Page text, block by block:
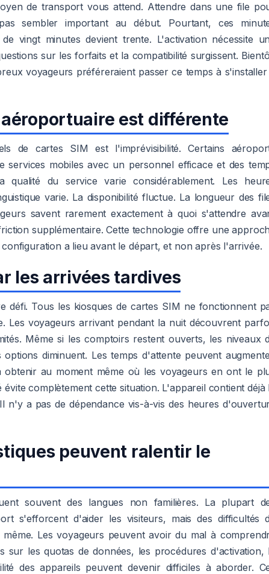
de transport vous attend. Attendre dans une file
sembler important au début. Pourtant, ces
vingt minutes devient trente. L'activation nécessite
sur les forfaits et la compatibilité surgissent.
voyageurs préféreraient passer ce temps à s'installer
est différente
de cartes SIM est l'imprévisibilité. Certains
services mobiles avec un personnel efficace et des
du service varie considérablement. Les
varie. La disponibilité fluctue. La longueur des
savent rarement exactement à quoi s'attendre
supplémentaire. Cette technologie offre une
a lieu avant le départ, et non après l'arrivée.
les arrivées tardives
défi. Tous les kiosques de cartes SIM ne fonctionnent
Les voyageurs arrivant pendant la nuit découvrent
Même si les comptoirs restent ouverts, les niveaux
diminuent. Les temps d'attente peuvent
obtenir au moment même où les voyageurs en ont le
complètement cette situation. L'appareil contient déjà
n'y a pas de dépendance vis-à-vis des heures
peuvent ralentir le
souvent des langues non familières. La plupart
s'efforcent d'aider les visiteurs, mais des difficultés
Les voyageurs peuvent avoir du mal à
sur les quotas de données, les procédures d'activation,
des appareils peuvent devenir difficiles à aborder.